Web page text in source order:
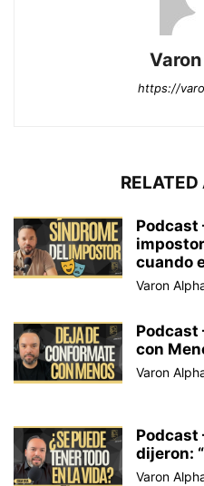
https://
Podcast
cuando
Varon
Podcast
con
Varon
Podcast
dijeron:
Varon